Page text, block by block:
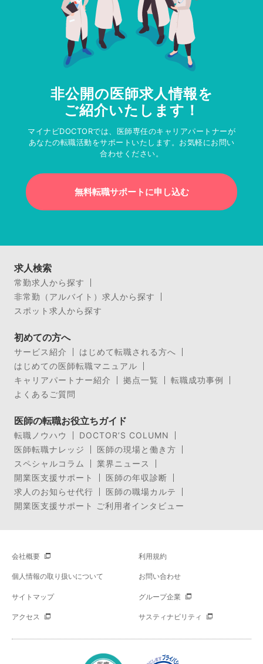
非公開の医師求人情報を
ご紹介いたします！
マイナビDOCTORでは、医師専任のキャリアパートナーが
あなたの転職活動をサポートいたします。お気軽にお問い
合わせください。
無料転職サポートに申し込む
求人検索
常勤求人から探す
非常勤（アルバイト）求人から探す
スポット求人から探す
初めての方へ
サービス紹介
はじめて転職される方へ
はじめての医師転職マニュアル
キャリアパートナー紹介
拠点一覧
転職成功事例
よくあるご質問
医師の転職お役立ちガイド
転職ノウハウ
DOCTOR’S COLUMN
医師転職ナレッジ
医師の現場と働き方
スペシャルコラム
業界ニュース
開業医支援サポート
医師の年収診断
求人のお知らせ代行
医師の職場カルテ
開業医支援サポート ご利用者インタビュー
会社概要 利用規約
個人情報の取り扱いについて お問い合わせ
サイトマップ グループ企業
アクセス サスティナビリティ